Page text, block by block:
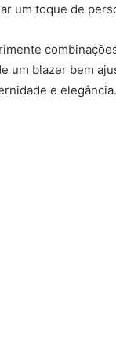
um toque de
um blazer bem
e elegância.